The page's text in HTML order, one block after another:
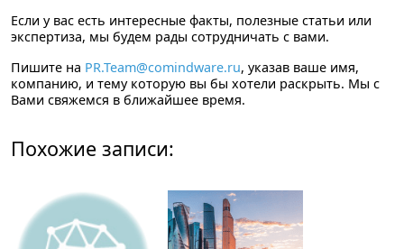
Если у вас есть интересные факты, полезные статьи или
экспертиза, мы будем рады сотрудничать с вами.
Пишите на PR.Team@comindware.ru, указав ваше имя,
компанию, и тему которую вы бы хотели раскрыть. Мы с
Вами свяжемся в ближайшее время.
Похожие записи: